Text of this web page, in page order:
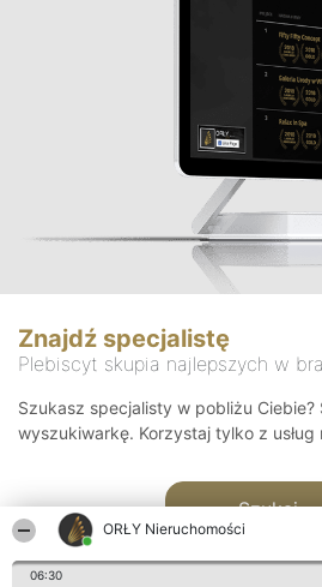
ORŁY Nieruchomości
06:30
Znajdź specjalistę
Plebiscyt skupia najlepszych w
Szukasz specjalisty w pobliżu Ciebie?
wyszukiwarkę. Korzystaj tylko z usług
Szukaj